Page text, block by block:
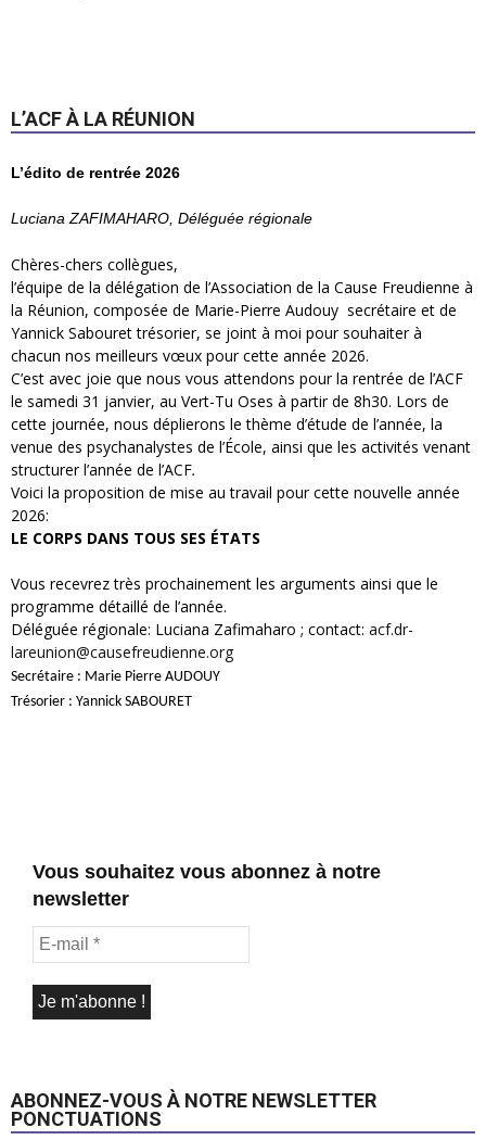
L’ACF À LA RÉUNION
L’édito de rentrée 2026
Luciana ZAFIMAHARO, Déléguée régionale
Chères-chers collègues,
l’équipe de la délégation de l’Association de la Cause Freudienne à
la Réunion, composée de Marie-Pierre Audouy secrétaire et de
Yannick Sabouret trésorier, se joint à moi pour souhaiter à
chacun nos meilleurs vœux pour cette année 2026.
C’est avec joie que nous vous attendons pour la rentrée de l’ACF
le samedi 31 janvier, au Vert-Tu Oses à partir de 8h30. Lors de
cette journée, nous déplierons le thème d’étude de l’année, la
venue des psychanalystes de l’École, ainsi que les activités venant
structurer l’année de l’ACF.
Voici la proposition de mise au travail pour cette nouvelle année
2026:
LE CORPS DANS TOUS SES ÉTATS
Vous recevrez très prochainement les arguments ainsi que le
programme détaillé de l’année.
Déléguée régionale: Luciana Zafimaharo ; contact: acf.dr-
lareunion@causefreudienne.org
Secrétaire : Marie Pierre AUDOUY
Trésorier : Yannick SABOURET
Vous souhaitez vous abonnez à notre
newsletter
ABONNEZ-VOUS À NOTRE NEWSLETTER
PONCTUATIONS